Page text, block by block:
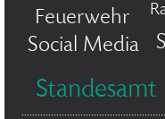
Feuerwehr
Social Media
Standesamt